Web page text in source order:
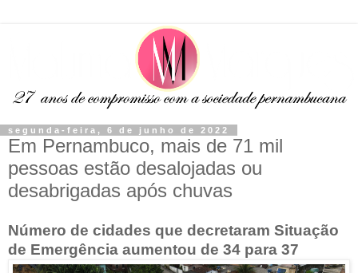
segunda-feira, 6 de junho de 2022
Em Pernambuco, mais de 71 mil
pessoas estão desalojadas ou
desabrigadas após chuvas
Número de cidades que decretaram Situação
de Emergência aumentou de 34 para 37